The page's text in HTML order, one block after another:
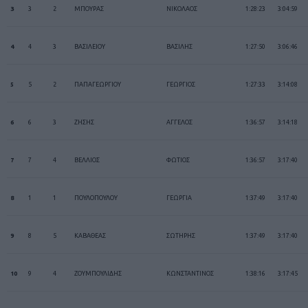
3 3 2 ΜΠΟΥΡΑΣ ΝΙΚΟΛΑΟΣ 1:28:23 3:04:59
4 4 3 ΒΑΣΙΛΕΙΟΥ ΒΑΣΙΛΗΣ 1:27:50 3:06:46
5 5 2 ΠΑΠΑΓΕΩΡΓΙΟΥ ΓΕΩΡΓΙΟΣ 1:27:33 3:14:08
6 6 3 ΖΗΣΗΣ ΑΓΓΕΛΟΣ 1:36:57 3:14:18
7 7 4 ΒΕΛΛΙΟΣ ΦΩΤΙΟΣ 1:36:57 3:17:40
8 1 1 ΠΟΥΛΟΠΟΥΛΟΥ ΓΕΩΡΓΙΑ 1:37:49 3:17:40
9 8 5 ΚΑΒΑΘΕΑΣ ΣΩΤΗΡΗΣ 1:37:49 3:17:40
10 9 4 ΖΟΥΜΠΟΥΛΙΔΗΣ ΚΩΝΣΤΑΝΤΙΝΟΣ 1:38:16 3:17:45